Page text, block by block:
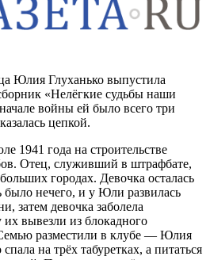
Юлия Глуханько выпустила
«Нелёгкие судьбы наши
войны ей было всего три
цепкой.
1941 года на строительстве
Отец, служивший в штрафбате,
городах. Девочка осталась
было нечего, и у Юли развилась
затем девочка заболела
вывезли из блокадного
разместили в клубе — Юлия
на трёх табуретках, а питаться